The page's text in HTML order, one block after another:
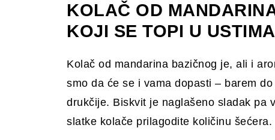
KOLAČ OD
KOJI SE TOPI U USTIMA
Kolač od mandarina bazičnog je, ali i
smo da će se i vama dopasti – barem
drukčije. Biskvit je naglašeno sladak pa
slatke kolače prilagodite količinu šećera.